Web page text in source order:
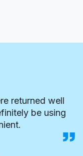
returned well
be using